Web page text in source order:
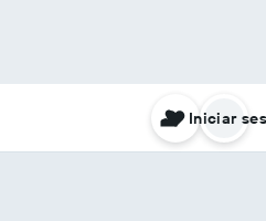
Iniciar